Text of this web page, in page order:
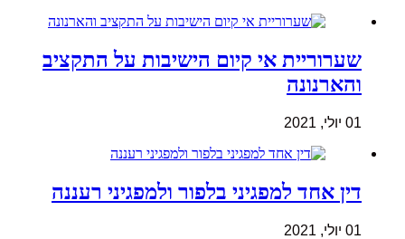
שערוריית אי קיום הישיבות על התקציב
והארנונה
01 יולי, 2021
דין אחד למפגיני בלפור ולמפגיני רעננה
01 יולי, 2021